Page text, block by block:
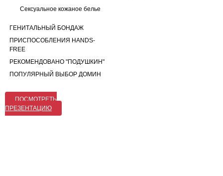
Сексуальное кожаное белье
ГЕНИТАЛЬНЫЙ БОНДАЖ
ПРИСПОСОБЛЕНИЯ HANDS-
FREE
РЕКОМЕНДОВАНО "ПОДУШКИН"
ПОПУЛЯРНЫЙ ВЫБОР ДОМИН
ПОСМОТРЕТЬ
ПРЕЗЕНТАЦИЮ